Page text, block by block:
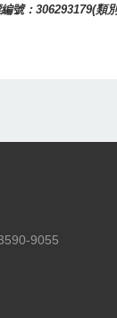
號：306293179(類
9055